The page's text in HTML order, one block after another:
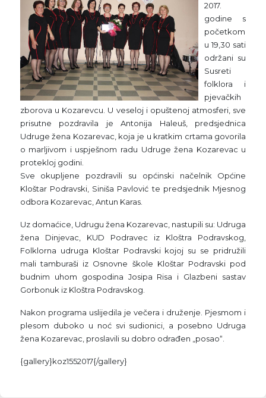
2017.
godine s
početkom
u 19,30 sati
održani su
Susreti
folklora i
pjevačkih
zborova u Kozarevcu. U veseloj i opuštenoj atmosferi, sve
prisutne pozdravila je Antonija Haleuš, predsjednica
Udruge žena Kozarevac, koja je u kratkim crtama govorila
o marljivom i uspješnom radu Udruge žena Kozarevac u
protekloj godini.
Sve okupljene pozdravili su općinski načelnik Općine
Kloštar Podravski, Siniša Pavlović te predsjednik Mjesnog
odbora Kozarevac, Antun Karas.
Uz domaćice, Udrugu žena Kozarevac, nastupili su: Udruga
žena Dinjevac, KUD Podravec iz Kloštra Podravskog,
Folklorna udruga Kloštar Podravski kojoj su se pridružili
mali tamburaši iz Osnovne škole Kloštar Podravski pod
budnim uhom gospodina Josipa Risa i Glazbeni sastav
Gorbonuk iz Kloštra Podravskog.
Nakon programa uslijedila je večera i druženje. Pjesmom i
plesom duboko u noć svi sudionici, a posebno Udruga
žena Kozarevac, proslavili su dobro odrađen „posao“.
{gallery}koz1552017{/gallery}